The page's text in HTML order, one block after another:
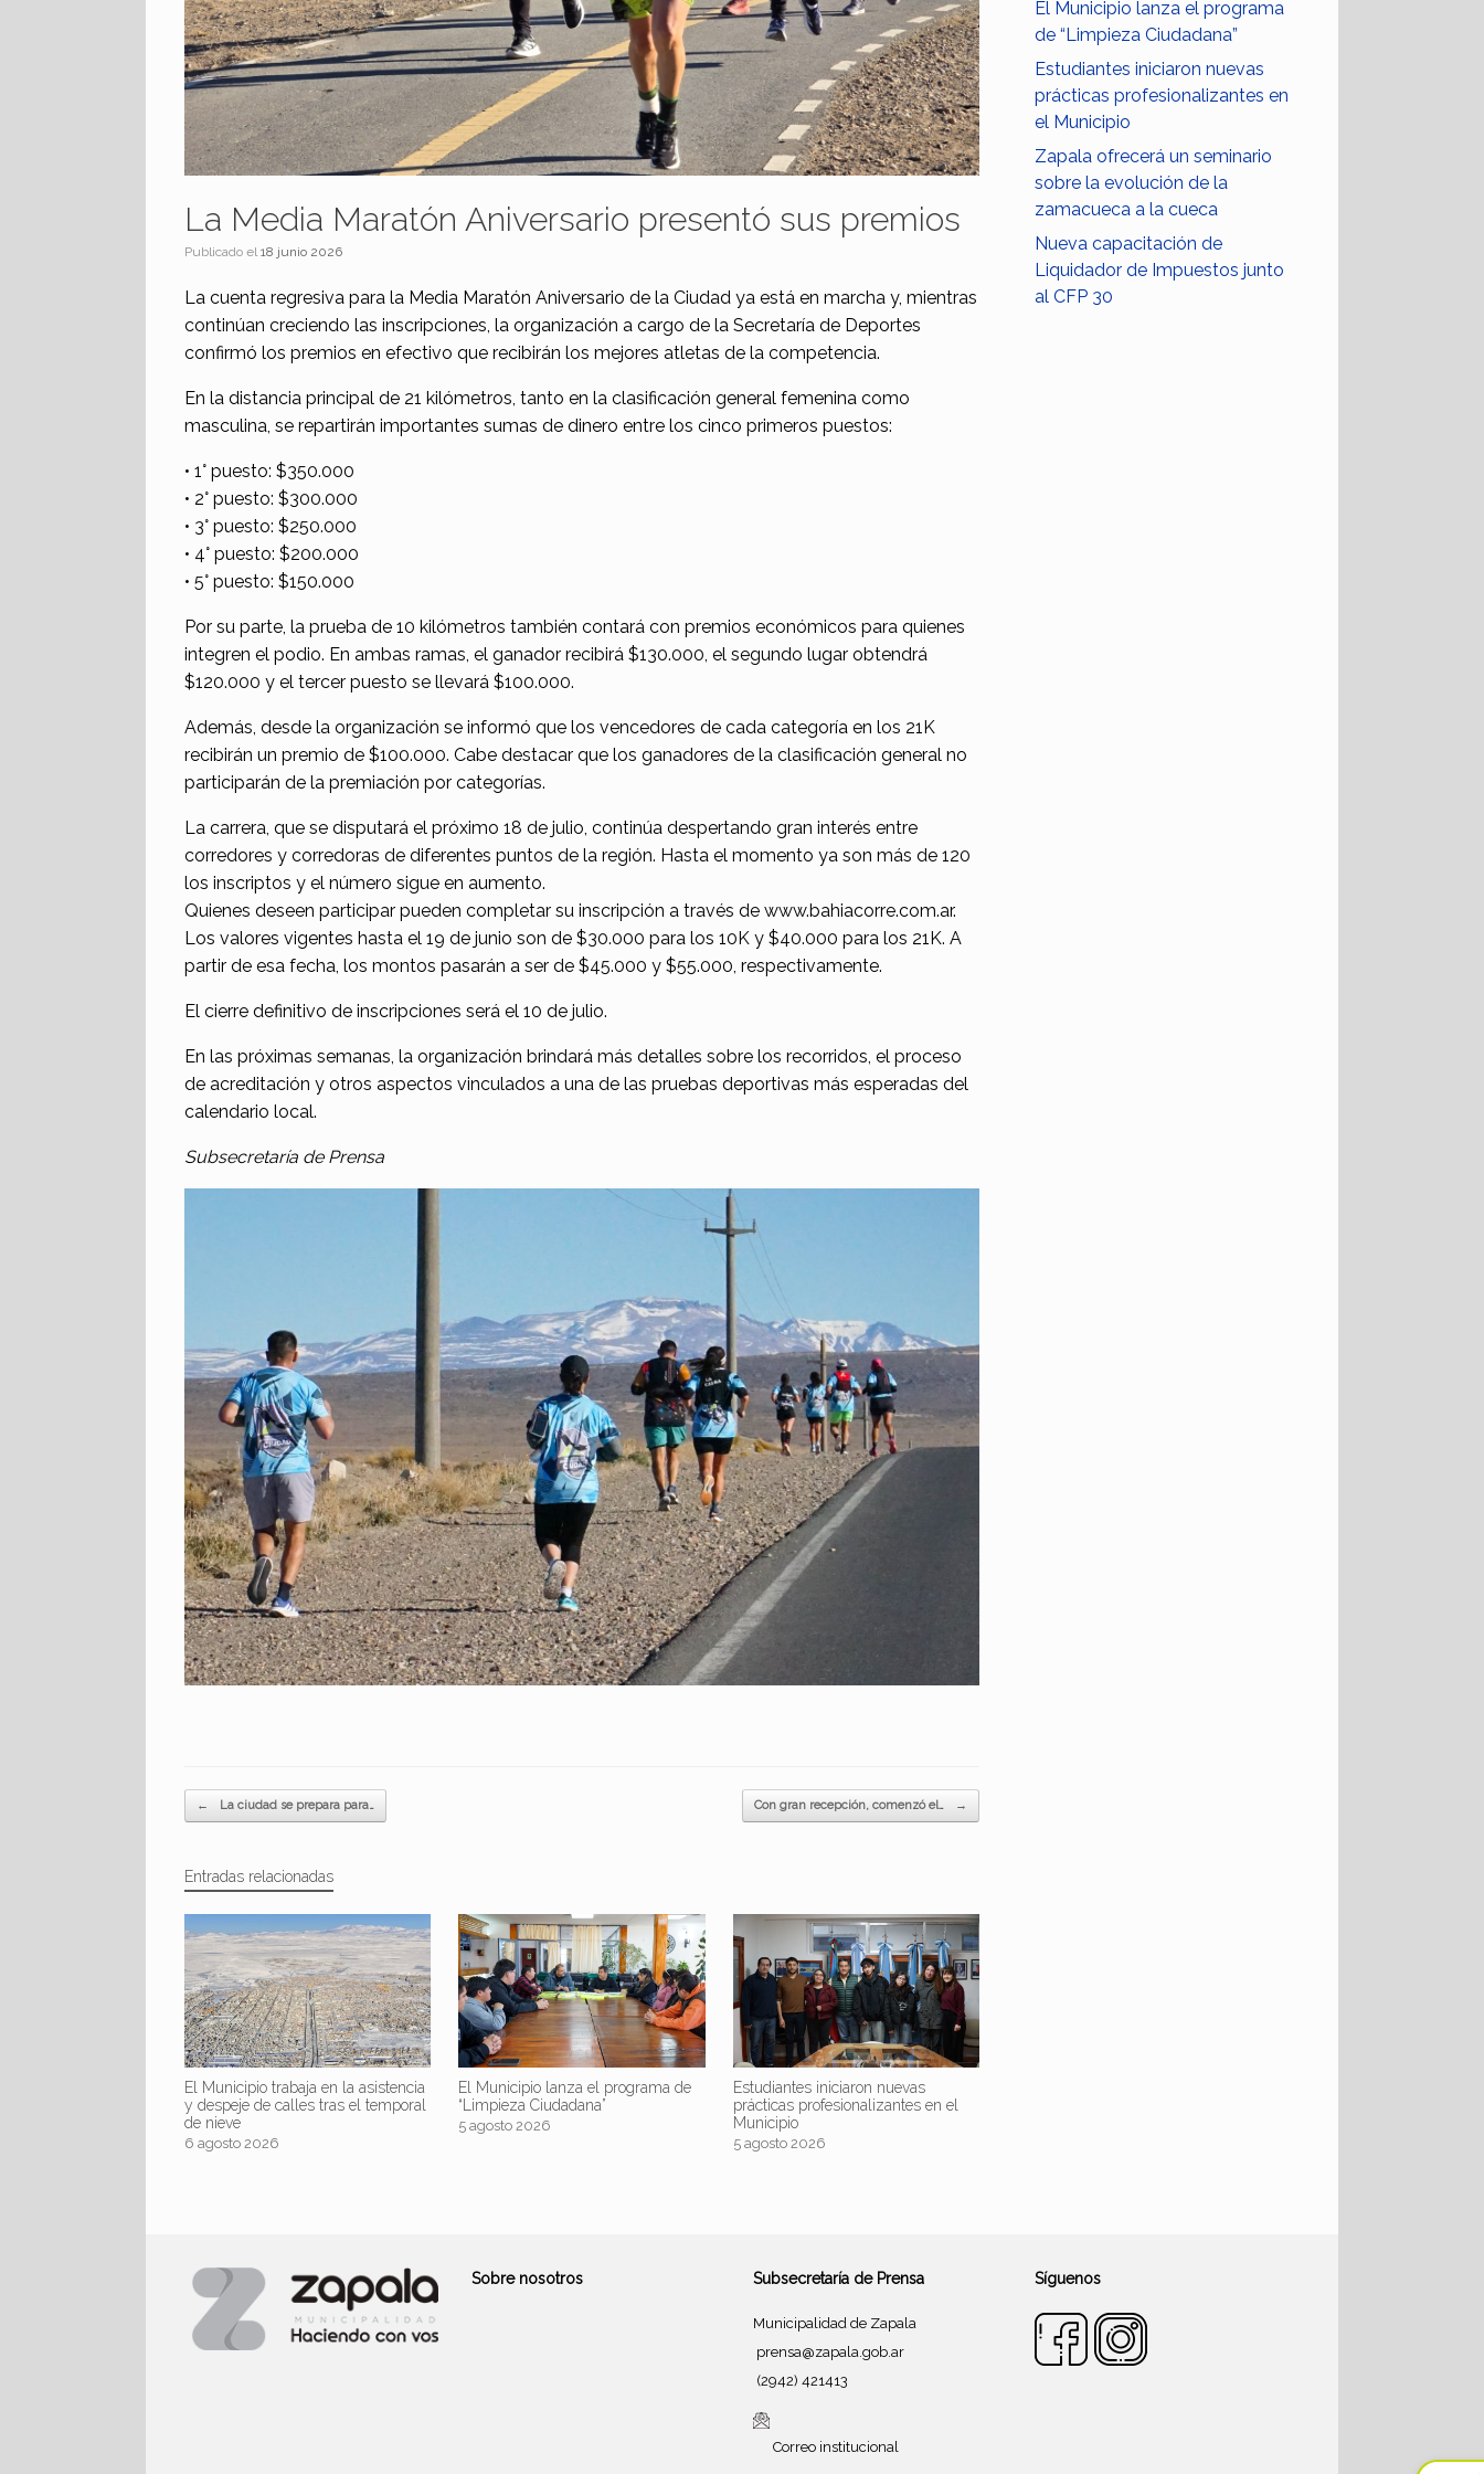
La Media Maratón Aniversario presentó sus premios
Publicado el18 junio 2026
La cuenta regresiva para la Media Maratón Aniversario de la Ciudad ya está en marcha y, mientras
continúan creciendo las inscripciones, la organización a cargo de la Secretaría de Deportes
confirmó los premios en efectivo que recibirán los mejores atletas de la competencia.
En la distancia principal de 21 kilómetros, tanto en la clasificación general femenina como
masculina, se repartirán importantes sumas de dinero entre los cinco primeros puestos:
• 1° puesto: $350.000
• 2° puesto: $300.000
• 3° puesto: $250.000
• 4° puesto: $200.000
• 5° puesto: $150.000
Por su parte, la prueba de 10 kilómetros también contará con premios económicos para quienes
integren el podio. En ambas ramas, el ganador recibirá $130.000, el segundo lugar obtendrá
$120.000 y el tercer puesto se llevará $100.000.
Además, desde la organización se informó que los vencedores de cada categoría en los 21K
recibirán un premio de $100.000. Cabe destacar que los ganadores de la clasificación general no
participarán de la premiación por categorías.
La carrera, que se disputará el próximo 18 de julio, continúa despertando gran interés entre
corredores y corredoras de diferentes puntos de la región. Hasta el momento ya son más de 120
los inscriptos y el número sigue en aumento.
Quienes deseen participar pueden completar su inscripción a través de www.bahiacorre.com.ar.
Los valores vigentes hasta el 19 de junio son de $30.000 para los 10K y $40.000 para los 21K. A
partir de esa fecha, los montos pasarán a ser de $45.000 y $55.000, respectivamente.
El cierre definitivo de inscripciones será el 10 de julio.
En las próximas semanas, la organización brindará más detalles sobre los recorridos, el proceso
de acreditación y otros aspectos vinculados a una de las pruebas deportivas más esperadas del
calendario local.
Subsecretaría de Prensa
Navegador de artículos
← La ciudad se prepara para… Con gran recepción, comenzó el… →
Entradas relacionadas
El Municipio trabaja en la asistencia
y despeje de calles tras el temporal
de nieve
6 agosto 2026
El Municipio lanza el programa de
“Limpieza Ciudadana”
5 agosto 2026
Estudiantes iniciaron nuevas
prácticas profesionalizantes en el
Municipio
5 agosto 2026
El Municipio lanza el programa
de “Limpieza Ciudadana”
Estudiantes iniciaron nuevas
prácticas profesionalizantes en
el Municipio
Zapala ofrecerá un seminario
sobre la evolución de la
zamacueca a la cueca
Nueva capacitación de
Liquidador de Impuestos junto
al CFP 30
Sobre nosotros Subsecretaría de Prensa
Municipalidad de Zapala
prensa@zapala.gob.ar
(2942) 421413
Correo institucional
Síguenos